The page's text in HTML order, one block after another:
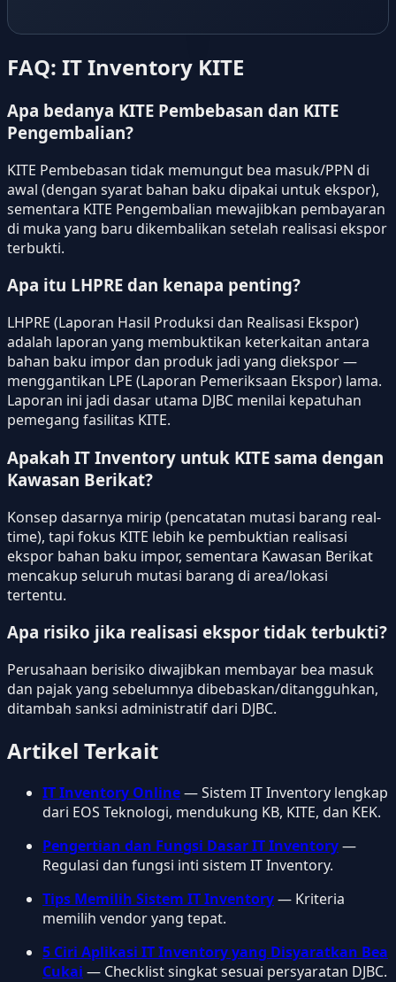
FAQ: IT Inventory KITE
Apa bedanya KITE Pembebasan dan KITE
Pengembalian?
KITE Pembebasan tidak memungut bea masuk/PPN di
awal (dengan syarat bahan baku dipakai untuk ekspor),
sementara KITE Pengembalian mewajibkan pembayaran
di muka yang baru dikembalikan setelah realisasi ekspor
terbukti.
Apa itu LHPRE dan kenapa penting?
LHPRE (Laporan Hasil Produksi dan Realisasi Ekspor)
adalah laporan yang membuktikan keterkaitan antara
bahan baku impor dan produk jadi yang diekspor —
menggantikan LPE (Laporan Pemeriksaan Ekspor) lama.
Laporan ini jadi dasar utama DJBC menilai kepatuhan
pemegang fasilitas KITE.
Apakah IT Inventory untuk KITE sama dengan
Kawasan Berikat?
Konsep dasarnya mirip (pencatatan mutasi barang real-
time), tapi fokus KITE lebih ke pembuktian realisasi
ekspor bahan baku impor, sementara Kawasan Berikat
mencakup seluruh mutasi barang di area/lokasi
tertentu.
Apa risiko jika realisasi ekspor tidak terbukti?
Perusahaan berisiko diwajibkan membayar bea masuk
dan pajak yang sebelumnya dibebaskan/ditangguhkan,
ditambah sanksi administratif dari DJBC.
Artikel Terkait
IT Inventory Online— Sistem IT Inventory lengkap
dari EOS Teknologi, mendukung KB, KITE, dan KEK.
Pengertian dan Fungsi Dasar IT Inventory—
Regulasi dan fungsi inti sistem IT Inventory.
Tips Memilih Sistem IT Inventory— Kriteria
memilih vendor yang tepat.
5 Ciri Aplikasi IT Inventory yang Disyaratkan Bea
Cukai — Checklist singkat sesuai persyaratan DJBC.